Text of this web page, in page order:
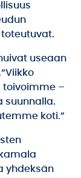
useaan
toivoimme –
suunnalla.
koti.”
yhdeksän